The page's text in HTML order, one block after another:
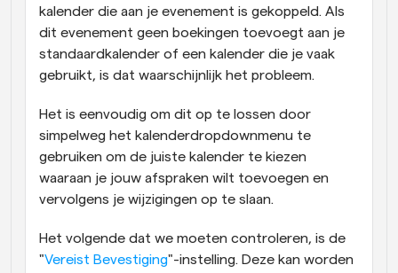
kalender die aan je evenement is gekoppeld. Als
dit evenement geen boekingen toevoegt aan je
standaardkalender of een kalender die je vaak
gebruikt, is dat waarschijnlijk het probleem.
Het is eenvoudig om dit op te lossen door
simpelweg het kalenderdropdownmenu te
gebruiken om de juiste kalender te kiezen
waaraan je jouw afspraken wilt toevoegen en
vervolgens je wijzigingen op te slaan.
Het volgende dat we moeten controleren, is de
"Vereist Bevestiging"-instelling. Deze kan worden